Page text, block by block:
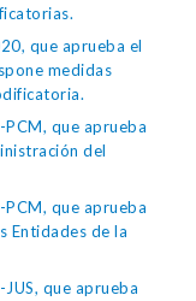
que aprueba el
medidas
que aprueba
del
que aprueba
Entidades de la
que aprueba